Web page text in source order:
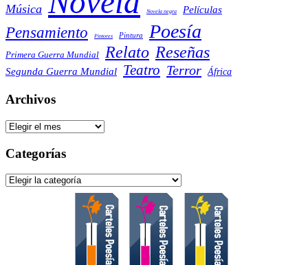
Música Novela negra Películas
Pensamiento Pintores Pintura Poesía
Primera Guerra Mundial Relato Reseñas
Segunda Guerra Mundial Teatro Terror África
Archivos
Archivos
Categorías
Categorías